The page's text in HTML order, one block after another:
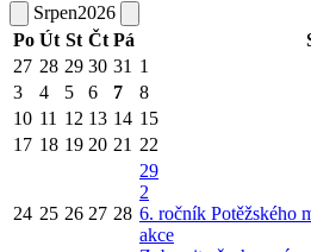
Srpen2026
Po Út St Čt Pá
27 28 29 30 31 1
3
4 5 6 7 8
10 11 12 13 14 15
17 18 19 20 21 22
24 25 26 27 28
29
2
6. ročník Potěžského
akce